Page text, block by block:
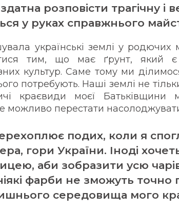
розповісти трагічну і
у руках справжнього
українські землі у родючих
тим, що має ґрунт, який
культур. Саме тому ми
потребують. Наші землі не
краєвиди моєї Батьківщини
можливо перестати
подих, коли я
гори України. Іноді
аби зобразити усю
фарби не зможуть точно
середовища мого